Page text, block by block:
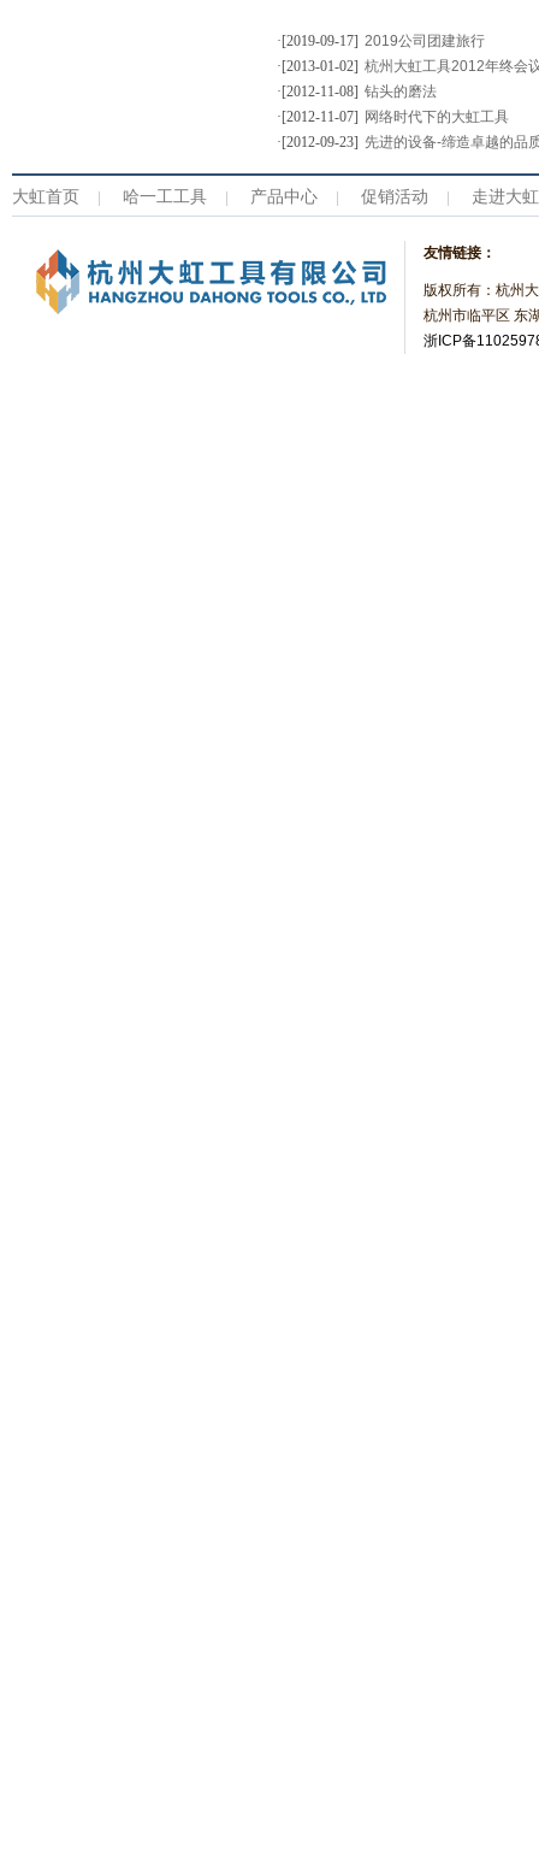
·[2019-09-17] 2019公司团建旅行
·[2013-01-02] 杭州大虹工具2012年终会
·[2012-11-08] 钻头的磨法
·[2012-11-07]
网络时代下的大虹工具
·[2012-09-23] 先进的设备-缔造卓越的品
大虹首页 哈一工工具 产品中心 促销活动 走进大虹
友情链接：
版权所有：杭州
杭州市临平区 东
浙ICP备